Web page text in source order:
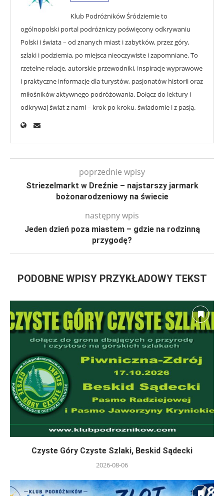
Klub Podróżników Śródziemie to
ogólnopolski portal podróżniczy poświęcony odkrywaniu
Polski i świata – od znanych miast i zabytków, przez góry,
szlaki i podziemia, po miejsca nieoczywiste i zapomniane. To
rzetelne relacje, autorskie przewodniki, inspiracje wyprawowe
i praktyczne informacje dla turystów, pasjonatów historii oraz
miłośników aktywnego podróżowania. Dołącz do lektury i
odkrywaj świat z nami – krok po kroku, świadomie i z pasją.
poprzednie wpisy
Striezelmarkt w Dreźnie – najstarszy jarmark
bożonarodzeniowy na świecie
następny wpis
Jeden dzień poza miastem – gdzie na rodzinną
przygodę?
PODOBNE WPISY PRZYKŁADOWY TEKST
Czyste Góry Czyste Szlaki, Beskid Sądecki
2026-08-06